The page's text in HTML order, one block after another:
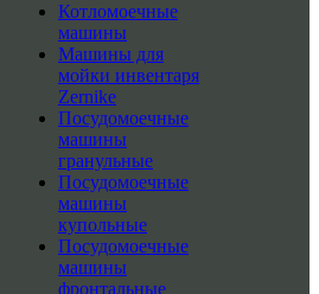
Котломоечные
машины
Машины для
мойки инвентаря
Zernike
Посудомоечные
машины
гранульные
Посудомоечные
машины
купольные
Посудомоечные
машины
фронтальные